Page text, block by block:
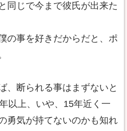
同じで今まで彼氏が出来た
の事を好きだからだと、ポ
、断られる事はまずないと
以上、いや、15年近く一
勇気が持てないのかも知れ